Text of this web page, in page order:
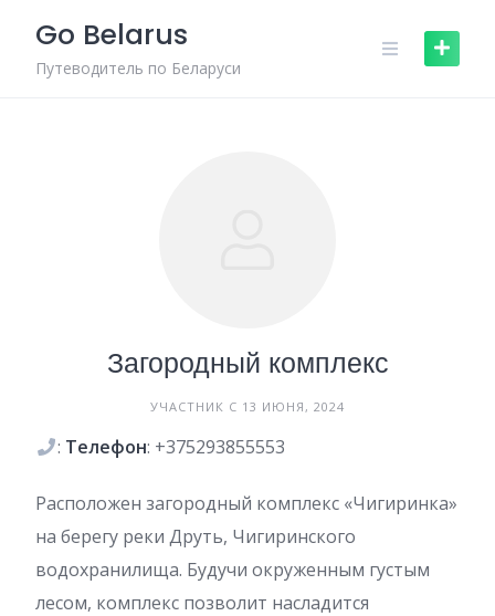
content
Go Belarus
Путеводитель по Беларуси
Загородный комплекс
УЧАСТНИК С 13 ИЮНЯ, 2024
: Телефон: +375293855553
Расположен загородный комплекс «Чигиринка»
на берегу реки Друть, Чигиринского
водохранилища. Будучи окруженным густым
лесом, комплекс позволит насладится